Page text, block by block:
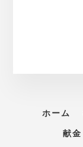
ホーム
献金